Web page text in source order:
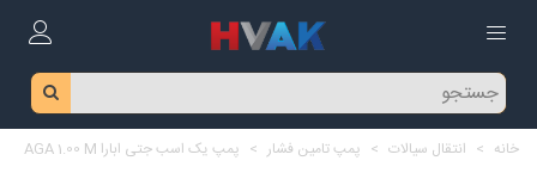
خانه > انتقال سیالات > پمپ تامین فشار > پمپ یک اسب جتی ابارا AGA 1.00 M